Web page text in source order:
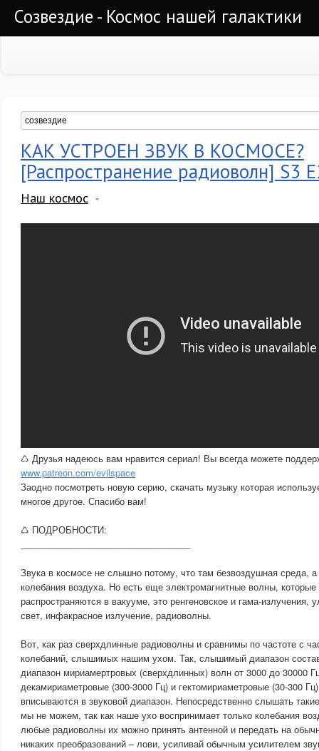
Созвездие - Космос нашей галактики
КАК УСТРОЕН ЗВУК В КОСМОСЕ?
[Распространение радиоволн] S3
Наш космос
♺ Друзья надеюсь вам нравится сериал! Вы всегда можете
www.patreon.com/evilspace
Заодно посмотреть новую серию, скачать музыку которая
многое другое. Спасибо вам!
♺ ПОДРОБНОСТИ:
Звука в космосе не слышно потому, что там безвоздушная среда,
колебания воздуха. Но есть еще электромагнитные волны, которые
распространяются в вакууме, это ренгеновское и гама-излучения,
свет, инфакрасное излучение, радиоволны.
Вот, как раз сверхдлинные радиоволны и сравнимы по частоте с
колебаний, слышимых нашим ухом. Так, слышимый диапазон
диапазон мириамертровых (сверхдлинных) волн от 3000 до 30000
декамириаметровые (300-3000 Гц) и гектомириаметровые (30-300
вписываются в звуковой диапазон. Непосредственно слышать
мы не можем, так как наше ухо воспринимает только колебания
любые радиоволны их можно принять антенной и передать на
никаких преобразований – лови, усиливай обычным усилителем